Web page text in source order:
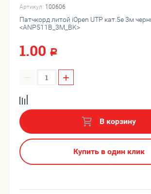
Артикул: 100606
Патчкорд литой iOpen UTP кат.5е 3м
<ANP511B_3M_BK>
1.00 Р
− +
В корзину
Купить в один клик